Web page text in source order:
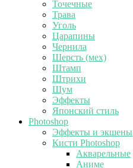
Точечные
Трава
Уголь
Царапины
Чернила
Шерсть (мех)
Штамп
Штрихи
Шум
Эффекты
Японский стиль
Photoshop
Эффекты и экшены
Кисти Photoshop
Акварельные
Аниме